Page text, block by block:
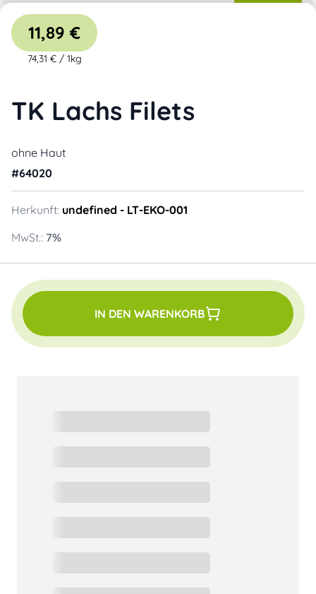
TK Lachs Filets
ohne Haut
#64020
Herkunft: undefined - LT-EKO-001
MwSt.: 7%
11,89 €
74,31 €/ 1kg
IN DEN WARENKORB